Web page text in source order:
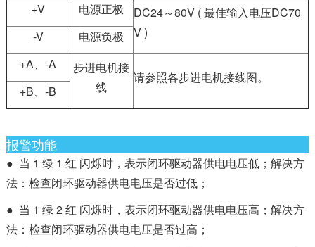
+V
电源正极
DC24～80V ( 最佳输入电压DC70
V )
-V
电源负极
+A、-A
步进电机接
线
请参照各步进电机接线图。
+B、-B
报警功能
● 当 1 绿 1 红 闪烁时，表示闭环驱动器供电电压低；解决方
法：检查闭环驱动器供电电压是否过低；
● 当 1 绿 2 红 闪烁时，表示闭环驱动器供电电压高；解决方
法：检查闭环驱动器供电电压是否过高；